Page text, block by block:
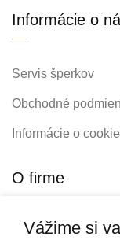
Informácie o
Servis šperkov
Obchodné
Informácie o
O firme
Personalizovaný
Vážime si